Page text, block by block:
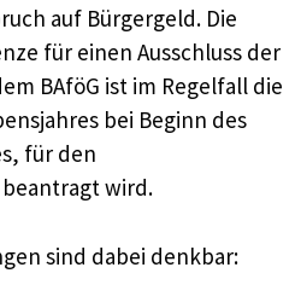
auf Bürgergeld. Die
für einen Ausschluss der
BAföG ist im Regelfall die
bei Beginn des
für den
wird.
sind dabei denkbar: